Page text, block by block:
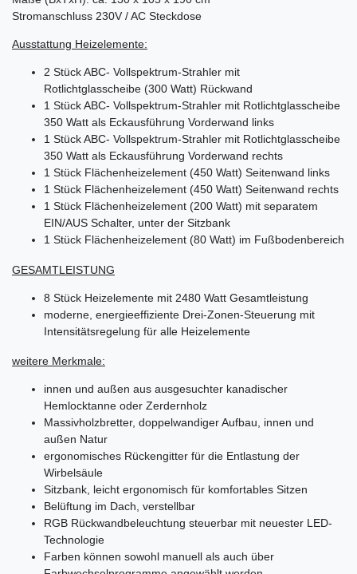
Stromanschluss 230V / AC Steckdose
Ausstattung Heizelemente:
2 Stück ABC- Vollspektrum-Strahler mit
Rotlichtglasscheibe (300 Watt) Rückwand
1 Stück ABC- Vollspektrum-Strahler mit Rotlichtglasscheibe
350 Watt als Eckausführung Vorderwand links
1 Stück ABC- Vollspektrum-Strahler mit Rotlichtglasscheibe
350 Watt als Eckausführung Vorderwand rechts
1 Stück Flächenheizelement (450 Watt) Seitenwand links
1 Stück Flächenheizelement (450 Watt) Seitenwand rechts
1 Stück Flächenheizelement (200 Watt) mit separatem
EIN/AUS Schalter, unter der Sitzbank
1 Stück Flächenheizelement (80 Watt) im Fußbodenbereich
GESAMTLEISTUNG
8 Stück Heizelemente mit 2480 Watt Gesamtleistung
moderne, energieeffiziente Drei-Zonen-Steuerung mit
Intensitätsregelung für alle Heizelemente
weitere Merkmale:
innen und außen aus ausgesuchter kanadischer
Hemlocktanne oder Zerdernholz
Massivholzbretter, doppelwandiger Aufbau, innen und
außen Natur
ergonomisches Rückengitter für die Entlastung der
Wirbelsäule
Sitzbank, leicht ergonomisch für komfortables Sitzen
Belüftung im Dach, verstellbar
RGB Rückwandbeleuchtung steuerbar mit neuester LED-
Technologie
Farben können sowohl manuell als auch über